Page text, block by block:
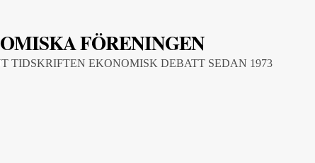
FÖRENINGEN
TIDSKRIFTEN EKONOMISK DEBATT SEDAN 1973